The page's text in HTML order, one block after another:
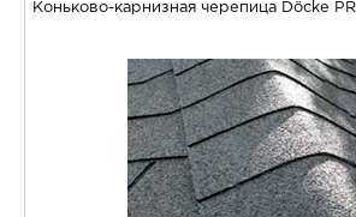
Коньково-карнизная черепица Döcke